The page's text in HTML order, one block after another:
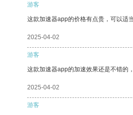
游客
这款加速器app的价格有点贵，可以适
2025-04-02
游客
这款加速器app的加速效果还是不错的
2025-04-02
游客